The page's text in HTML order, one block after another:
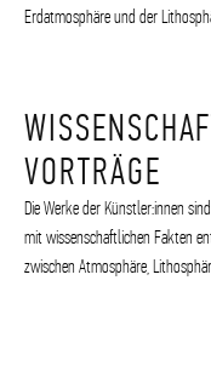
Erdatmosphäre und der
VORTRÄGE
Die Werke der Künstler:innen
mit wissenschaftlichen Fakten
zwischen Atmosphäre,